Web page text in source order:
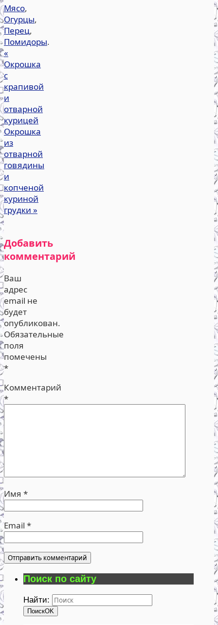
Мясо,
Огурцы,
Перец,
Помидоры.
«
Окрошка
с
крапивой
и
отварной
курицей
Окрошка
из
отварной
говядины
и
копченой
куриной
грудки »
Добавить
комментарий
Ваш
адрес
email не
будет
опубликован.
Обязательные
поля
помечены
*
Комментарий
*
Имя *
Email *
Поиск по сайту
Найти:
ПоискOK